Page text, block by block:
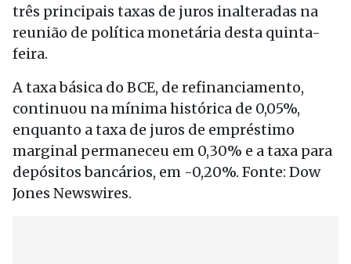
três principais taxas de juros inalteradas na
reunião de política monetária desta quinta-
feira.
A taxa básica do BCE, de refinanciamento,
continuou na mínima histórica de 0,05%,
enquanto a taxa de juros de empréstimo
marginal permaneceu em 0,30% e a taxa para
depósitos bancários, em -0,20%. Fonte: Dow
Jones Newswires.